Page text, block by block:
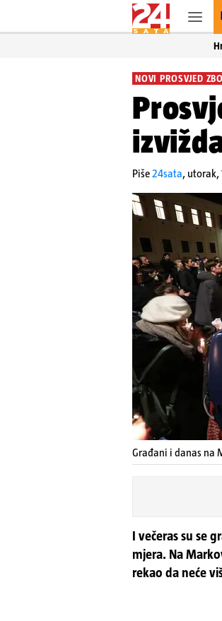
NOVI PROSVJED
Piše24sata, utorak,
Građani i danas na
I večeras su se
mjera. Na
rekao da neće